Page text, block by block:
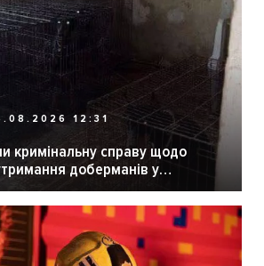
12:31
кримінальну справу щодо
доберманів у